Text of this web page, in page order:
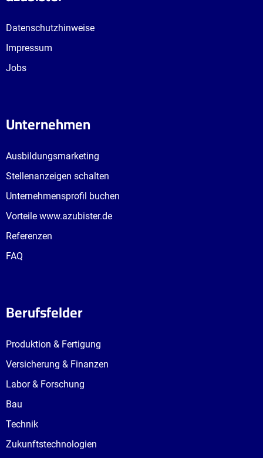
Datenschutzhinweise
Impressum
Jobs
Unternehmen
Ausbildungsmarketing
Stellenanzeigen schalten
Unternehmensprofil buchen
Vorteile www.azubister.de
Referenzen
FAQ
Berufsfelder
Produktion & Fertigung
Versicherung & Finanzen
Labor & Forschung
Bau
Technik
Zukunftstechnologien